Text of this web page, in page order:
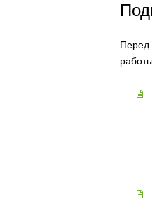
Перед